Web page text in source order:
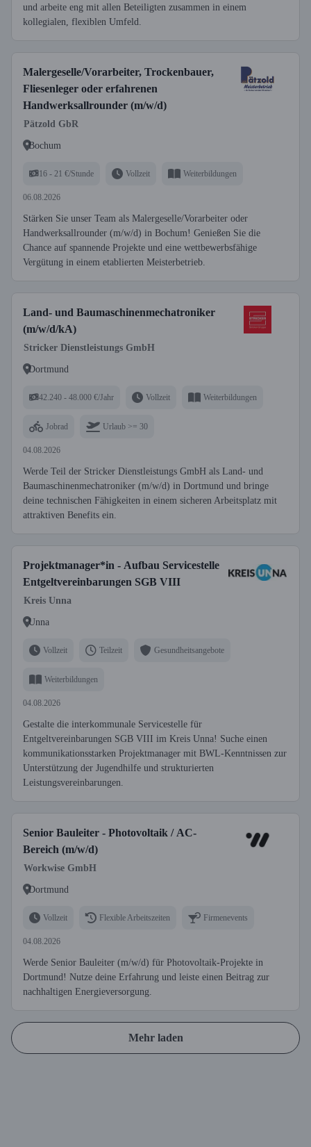
und arbeite eng mit allen Beteiligten zusammen in einem
kollegialen, flexiblen Umfeld.
Malergeselle/Vorarbeiter, Trockenbauer,
Fliesenleger oder erfahrenen
Handwerksallrounder (m/w/d)
Pätzold GbR
Bochum
16 - 21 €/Stunde Vollzeit Weiterbildungen
06.08.2026
Stärken Sie unser Team als Malergeselle/Vorarbeiter oder
Handwerksallrounder (m/w/d) in Bochum! Genießen Sie die
Chance auf spannende Projekte und eine wettbewerbsfähige
Vergütung in einem etablierten Meisterbetrieb.
Land- und Baumaschinenmechatroniker
(m/w/d/kA)
Stricker Dienstleistungs GmbH
Dortmund
42.240 - 48.000 €/Jahr Vollzeit Weiterbildungen
Jobrad Urlaub >= 30
04.08.2026
Werde Teil der Stricker Dienstleistungs GmbH als Land- und
Baumaschinenmechatroniker (m/w/d) in Dortmund und bringe
deine technischen Fähigkeiten in einem sicheren Arbeitsplatz mit
attraktiven Benefits ein.
Projektmanager*in - Aufbau Servicestelle
Entgeltvereinbarungen SGB VIII
Kreis Unna
Unna
Vollzeit Teilzeit Gesundheitsangebote
Weiterbildungen
04.08.2026
Gestalte die interkommunale Servicestelle für
Entgeltvereinbarungen SGB VIII im Kreis Unna! Suche einen
kommunikationsstarken Projektmanager mit BWL-Kenntnissen zur
Unterstützung der Jugendhilfe und strukturierten
Leistungsvereinbarungen.
Senior Bauleiter - Photovoltaik / AC-
Bereich (m/w/d)
Workwise GmbH
Dortmund
Vollzeit Flexible Arbeitszeiten Firmenevents
04.08.2026
Werde Senior Bauleiter (m/w/d) für Photovoltaik-Projekte in
Dortmund! Nutze deine Erfahrung und leiste einen Beitrag zur
nachhaltigen Energieversorgung.
Mehr laden